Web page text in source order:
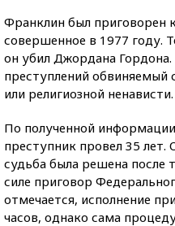
Франклин был приговорен
совершенное в 1977 году.
он убил Джордана
преступлений обвиняемый
или религиозной ненависти.
По полученной
преступник провел 35 лет.
судьба была решена после
силе приговор
отмечается, исполнение
часов, однако сама